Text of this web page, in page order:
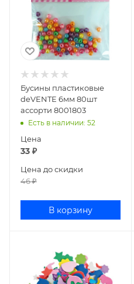
Бусины пластиковые
deVENTE 6мм 80шт
ассорти 8001803
Есть в наличии: 52
Цена
33 ₽
Цена до скидки
46₽
В корзину